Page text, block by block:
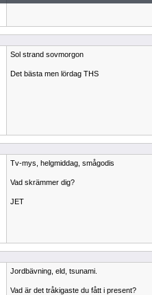
Sol strand sovmorgon
Det bästa men lördag THS
Tv-mys, helgmiddag, smågodis
Vad skrämmer dig?
JET
Jordbävning, eld, tsunami.
Vad är det tråkigaste du fått i present?